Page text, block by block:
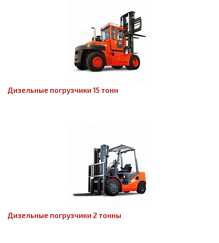
Дизельные погрузчики 15 тонн
Дизельные погрузчики 2 тонны